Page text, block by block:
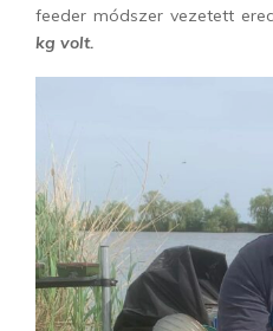
feeder módszer vezetett
kg volt.